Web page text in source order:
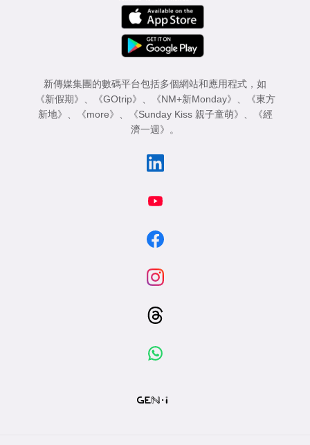
新傳媒集團的數碼平台包括多個網站和應用程式，如
《新假期》
《GOtrip》 《NM+新Monday》
《東方
新地》
《more》 《Sunday Kiss 親子童萌》
《經
濟一週》
。